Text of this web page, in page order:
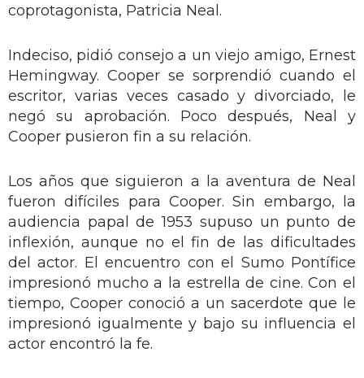
coprotagonista, Patricia Neal.
Indeciso, pidió consejo a un viejo amigo, Ernest
Hemingway. Cooper se sorprendió cuando el
escritor, varias veces casado y divorciado, le
negó su aprobación. Poco después, Neal y
Cooper pusieron fin a su relación.
Los años que siguieron a la aventura de Neal
fueron difíciles para Cooper. Sin embargo, la
audiencia papal de 1953 supuso un punto de
inflexión, aunque no el fin de las dificultades
del actor. El encuentro con el Sumo Pontífice
impresionó mucho a la estrella de cine. Con el
tiempo, Cooper conoció a un sacerdote que le
impresionó igualmente y bajo su influencia el
actor encontró la fe.